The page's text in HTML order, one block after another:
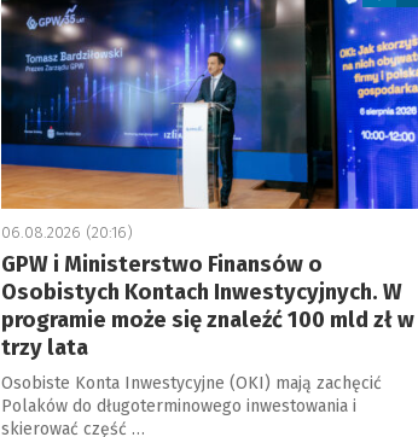
06.08.2026 (20:16)
GPW i Ministerstwo Finansów o
Osobistych Kontach Inwestycyjnych. W
programie może się znaleźć 100 mld zł w
trzy lata
Osobiste Konta Inwestycyjne (OKI) mają zachęcić
Polaków do długoterminowego inwestowania i
skierować część …